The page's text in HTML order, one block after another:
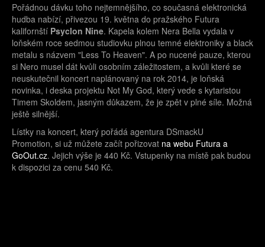
Pořádnou dávku toho nejtemnějšího, co současná elektronická
hudba nabízí, přivezou 19. května do pražského Futura
kalifornští Psyclon Nine. Kapela kolem Nera Bella vydala v
loňském roce sedmou studiovku plnou temné elektroniky a black
metalu s názvem "Less To Heaven". A po nucené pauze, kterou
si Nero musel dát kvůli osobním záležitostem, a kvůli které se
neuskutečnil koncert naplánovaný na rok 2014, je loňská
novinka, i deska projektu Not My God, který vede s kytaristou
Timem Skoldem, jasným důkazem, že je zpět v plné síle. Možná
ještě silnější.
Lístky na koncert, který pořádá agentura DSmackU
Promotion, si už můžete začít pořizovat na webu Futura a
GoOut.cz. Jejich výše je 440 Kč. Vstupenky na místě pak budou
k dispozici za cenu 540 Kč.